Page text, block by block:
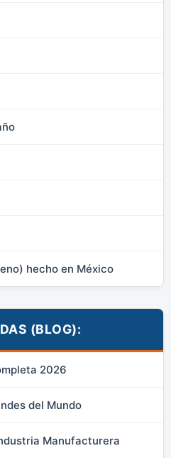
hecho en México
(BLOG):
2026
del Mundo
Manufacturera